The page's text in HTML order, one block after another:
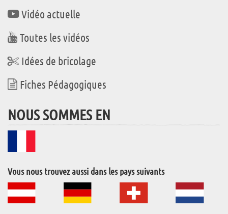
Vidéo actuelle
Toutes les vidéos
Idées de bricolage
Fiches Pédagogiques
NOUS SOMMES EN
Vous nous trouvez aussi dans les pays suivants